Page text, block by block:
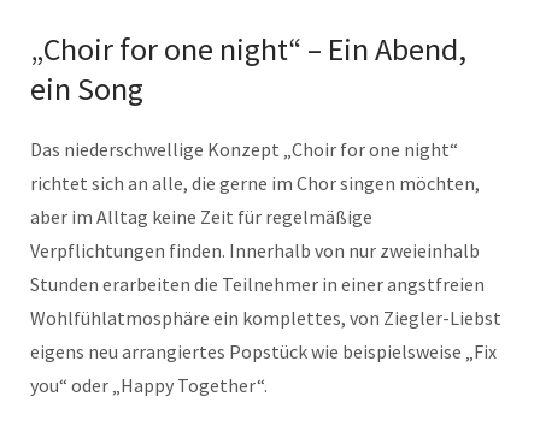
„Choir for one night“ – Ein Abend,
ein Song
Das niederschwellige Konzept „Choir for one night“
richtet sich an alle, die gerne im Chor singen möchten,
aber im Alltag keine Zeit für regelmäßige
Verpflichtungen finden. Innerhalb von nur zweieinhalb
Stunden erarbeiten die Teilnehmer in einer angstfreien
Wohlfühlatmosphäre ein komplettes, von Ziegler-Liebst
eigens neu arrangiertes Popstück wie beispielsweise „Fix
you“ oder „Happy Together“.